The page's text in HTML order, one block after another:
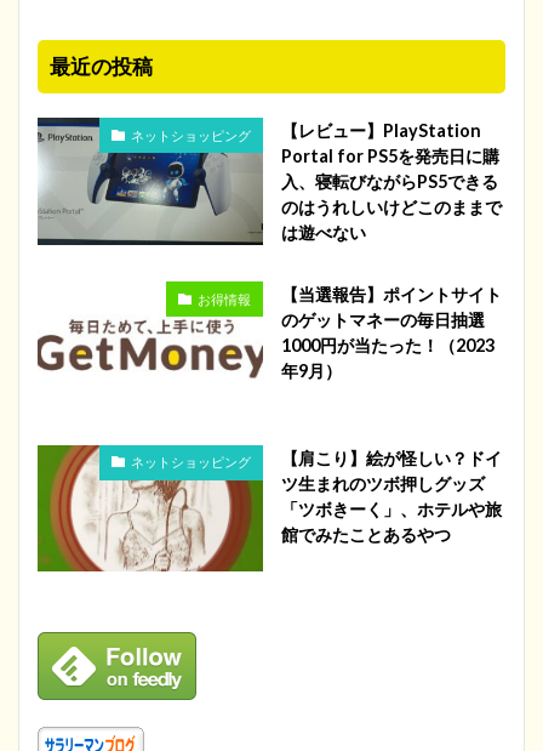
最近の投稿
ネットショッピング
【レビュー】PlayStation
Portal for PS5を発売日に購
入、寝転びながらPS5できる
のはうれしいけどこのままで
は遊べない
お得情報
【当選報告】ポイントサイト
のゲットマネーの毎日抽選
1000円が当たった！（2023
年9月）
ネットショッピング
【肩こり】絵が怪しい？ドイ
ツ生まれのツボ押しグッズ
「ツボきーく」、ホテルや旅
館でみたことあるやつ